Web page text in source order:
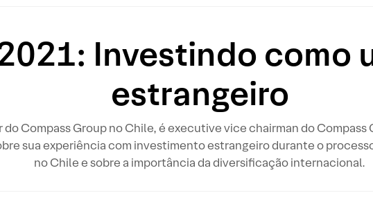
Investindo como
estrangeiro
do Compass Group no Chile, é executive vice chairman do
sua experiência com investimento estrangeiro durante o
no Chile e sobre a importância da diversificação internacional.